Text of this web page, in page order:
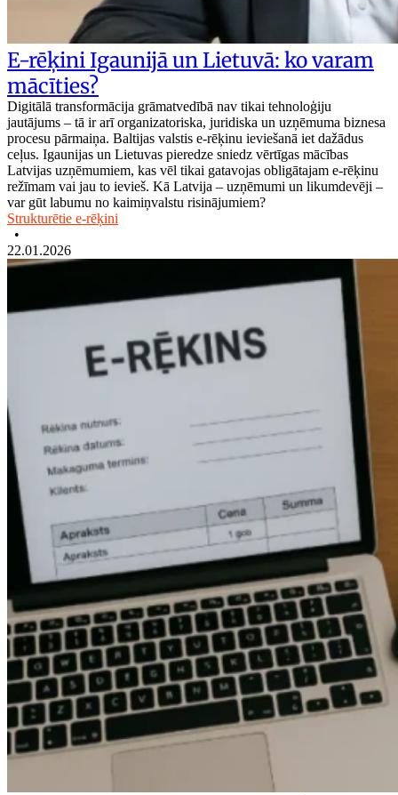
E-rēķini Igaunijā un Lietuvā: ko varam
mācīties?
Digitālā transformācija grāmatvedībā nav tikai tehnoloģiju
jautājums – tā ir arī organizatoriska, juridiska un uzņēmuma biznesa
procesu pārmaiņa. Baltijas valstis e-rēķinu ieviešanā iet dažādus
ceļus. Igaunijas un Lietuvas pieredze sniedz vērtīgas mācības
Latvijas uzņēmumiem, kas vēl tikai gatavojas obligātajam e-rēķinu
režīmam vai jau to ievieš. Kā Latvija – uzņēmumi un likumdevēji –
var gūt labumu no kaimiņvalstu risinājumiem?
Strukturētie e-rēķini
•
22.01.2026